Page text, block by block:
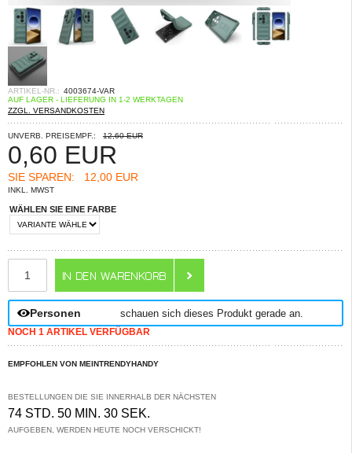
ARTIKEL-NR.: 4003674-VAR
AUF LAGER - LIEFERUNG IN 1-2 WERKTAGEN
ZZGL. VERSANDKOSTEN
UNVERB. PREISEMPF.: 12,60 EUR
0,60 EUR
SIE SPAREN: 12,00 EUR
INKL. MWST
WÄHLEN SIE EINE FARBE
Personen schauen sich dieses Produkt gerade an.
NOCH 1 ARTIKEL VERFÜGBAR
EMPFOHLEN VON MEINTRENDYHANDY
BESTELLUNGEN DIE SIE INNERHALB DER NÄCHSTEN
74 STD. 50 MIN. 30 SEK.
AUFGEBEN, WERDEN HEUTE NOCH VERSCHICKT!